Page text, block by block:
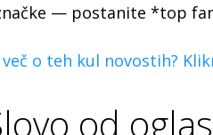
— postanite *top
o teh kul novostih?
od